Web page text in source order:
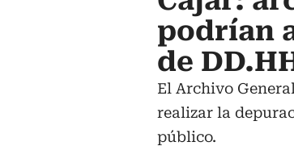
podrían
de
El Archivo
realizar la
público.